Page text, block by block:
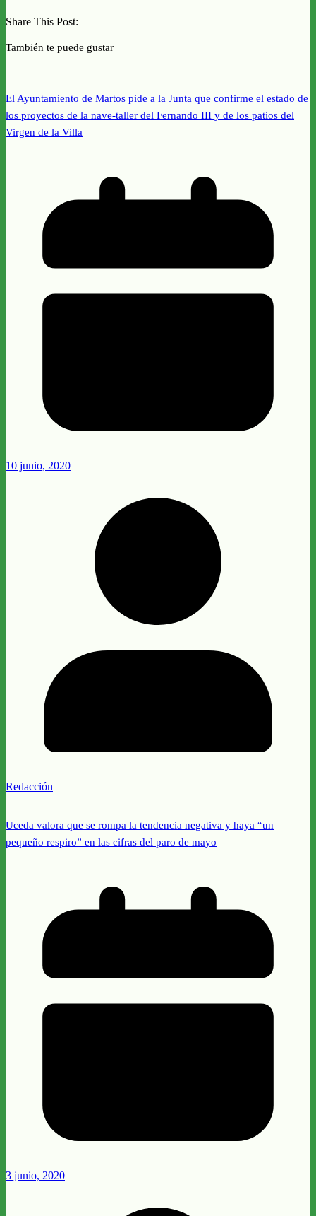
Share This Post:
También te puede gustar
El Ayuntamiento de Martos pide a la Junta que confirme el estado de
los proyectos de la nave-taller del Fernando III y de los patios del
Virgen de la Villa
10 junio, 2020
Redacción
Uceda valora que se rompa la tendencia negativa y haya “un
pequeño respiro” en las cifras del paro de mayo
3 junio, 2020